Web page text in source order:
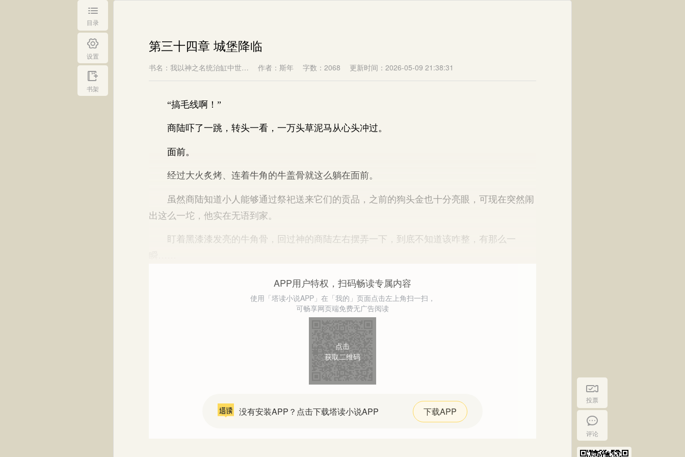
目录
设置
书架
投票
评论
第三十四章 城堡降临
书名：我以神之名统治缸中世… 作者：斯年 字数：2068 更新时间：2026-05-09 21:38:31
“搞毛线啊！”
商陆吓了一跳，转头一看，一万头草泥马从心头冲过。
面前。
经过大火炙烤、连着牛角的牛盖骨就这么躺在面前。
虽然商陆知道小人能够通过祭祀送来它们的贡品，之前的狗头金也十分亮眼，可现在突然闹
出这么一坨，他实在无语到家。
盯着黑漆漆发亮的牛角骨，回过神的商陆左右摆弄一下，到底不知道该咋整，有那么一
APP用户特权，扫码畅读专属内容
使用「塔读小说APP」在「我的」页面点击左上角扫一扫，
可畅享网页端免费无广告阅读
点击
获取二维码
没有安装APP？点击下载塔读小说APP 下载APP